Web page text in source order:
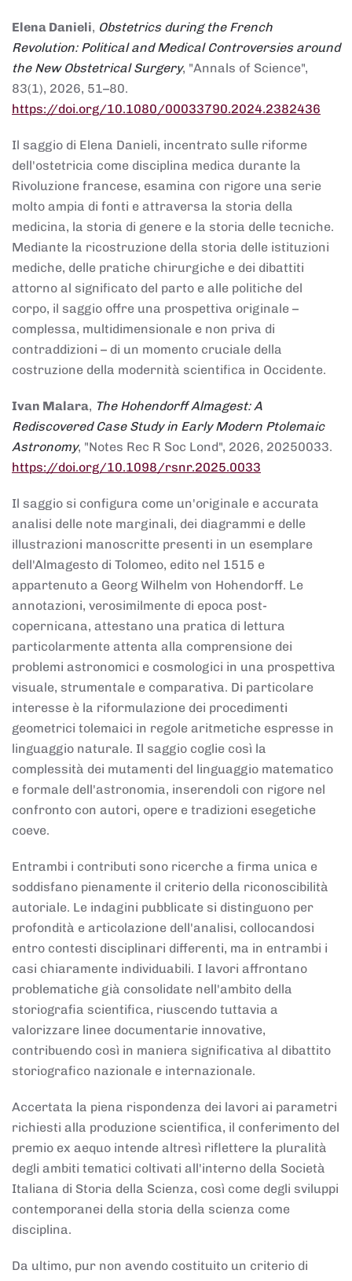
Elena Danieli, Obstetrics during the French
Revolution: Political and Medical Controversies around
the New Obstetrical Surgery, "Annals of Science",
83(1), 2026, 51–80.
https://doi.org/10.1080/00033790.2024.2382436
Il saggio di Elena Danieli, incentrato sulle riforme
dell'ostetricia come disciplina medica durante la
Rivoluzione francese, esamina con rigore una serie
molto ampia di fonti e attraversa la storia della
medicina, la storia di genere e la storia delle tecniche.
Mediante la ricostruzione della storia delle istituzioni
mediche, delle pratiche chirurgiche e dei dibattiti
attorno al significato del parto e alle politiche del
corpo, il saggio offre una prospettiva originale –
complessa, multidimensionale e non priva di
contraddizioni – di un momento cruciale della
costruzione della modernità scientifica in Occidente.
Ivan Malara, The Hohendorff Almagest: A
Rediscovered Case Study in Early Modern Ptolemaic
Astronomy, "Notes Rec R Soc Lond", 2026, 20250033.
https://doi.org/10.1098/rsnr.2025.0033
Il saggio si configura come un'originale e accurata
analisi delle note marginali, dei diagrammi e delle
illustrazioni manoscritte presenti in un esemplare
dell'Almagesto di Tolomeo, edito nel 1515 e
appartenuto a Georg Wilhelm von Hohendorff. Le
annotazioni, verosimilmente di epoca post-
copernicana, attestano una pratica di lettura
particolarmente attenta alla comprensione dei
problemi astronomici e cosmologici in una prospettiva
visuale, strumentale e comparativa. Di particolare
interesse è la riformulazione dei procedimenti
geometrici tolemaici in regole aritmetiche espresse in
linguaggio naturale. Il saggio coglie così la
complessità dei mutamenti del linguaggio matematico
e formale dell'astronomia, inserendoli con rigore nel
confronto con autori, opere e tradizioni esegetiche
coeve.
Entrambi i contributi sono ricerche a firma unica e
soddisfano pienamente il criterio della riconoscibilità
autoriale. Le indagini pubblicate si distinguono per
profondità e articolazione dell'analisi, collocandosi
entro contesti disciplinari differenti, ma in entrambi i
casi chiaramente individuabili. I lavori affrontano
problematiche già consolidate nell'ambito della
storiografia scientifica, riuscendo tuttavia a
valorizzare linee documentarie innovative,
contribuendo così in maniera significativa al dibattito
storiografico nazionale e internazionale.
Accertata la piena rispondenza dei lavori ai parametri
richiesti alla produzione scientifica, il conferimento del
premio ex aequo intende altresì riflettere la pluralità
degli ambiti tematici coltivati all'interno della Società
Italiana di Storia della Scienza, così come degli sviluppi
contemporanei della storia della scienza come
disciplina.
Da ultimo, pur non avendo costituito un criterio di